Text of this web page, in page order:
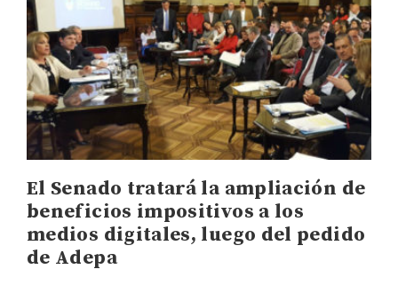
El Senado tratará la ampliación de
beneficios impositivos a los
medios digitales, luego del pedido
de Adepa